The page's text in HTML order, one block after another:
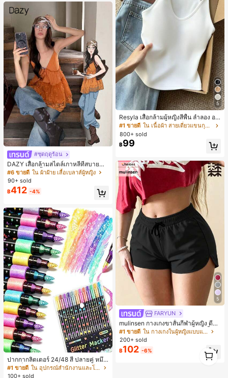
#ชุดฤดูร้อน
DAZY เสื้อกล้ามสไตล์เกาหลีที่สบายสำ
หรับผู้หญิง, เสื้อน่ารักสำหรับฤดูใบไม้ผล
ิ/ฤดูร้อน, เสื้อสำหรับโรงเรียน
#6 ขายดี ใน ผ้าฝ้าย เสื้อเบลาส์ผู้หญิง
90+ sold
฿412 -4%
ปากกากลิตเตอร์ 24/48 สี ปลายคู่ หมึก
แห้งเร็ว - ปลายละเอียด ปลายถึงตัวด้า
ม ปากกากลิตเตอร์สีสัน เหมาะสำหรับส
#1 ขายดี
ใน อุปกรณ์สำนักงานและโรงเรียน
100+ sold
5
Resyla เสื้อกล้ามผู้หญิงสีพื้น ลำลอง อเ
นกประสงค์ เหมาะสำหรับใส่ซ้อนหรือใส่
เดี่ยว
#1 ขายดี
ใน เนื้อผ้า สายเดี่ยวแขนกุดสีสดใส
800+ sold
฿99
5
FARYUN
mulinsen กางเกงขาสั้นกีฬาผู้หญิง ดีไซ
น์ปลายเปิด เอวยืดหยุ่น กางเกงขาสั้น
ลำลองกีฬาฤดูร้อน ความยาว 3/4
#1 ขายดี
ใน กางเกงในผู้หญิงแบบแอคทีฟ
200+ sold
฿102 -6%
1